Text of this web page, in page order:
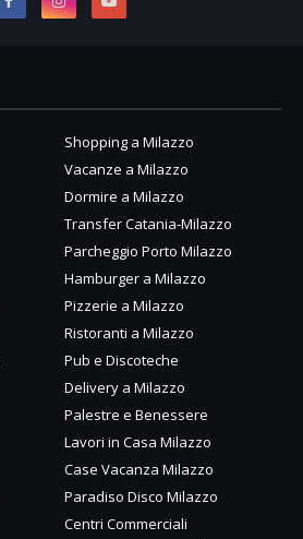
Shopping a Milazzo
Vacanze a Milazzo
Dormire a Milazzo
Transfer Catania-Milazzo
Parcheggio Porto Milazzo
Hamburger a Milazzo
Pizzerie a Milazzo
Ristoranti a Milazzo
Pub e Discoteche
Delivery a Milazzo
Palestre e Benessere
Lavori in Casa Milazzo
Case Vacanza Milazzo
Paradiso Disco Milazzo
Centri Commerciali